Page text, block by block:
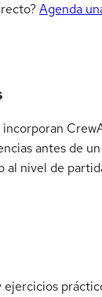
Agenda
en
antes de
al nivel de
ejercicios